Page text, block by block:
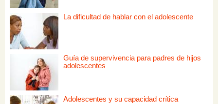
La dificultad de hablar con el adolescente
Guía de supervivencia para padres de hijos
adolescentes
Adolescentes y su capacidad crítica